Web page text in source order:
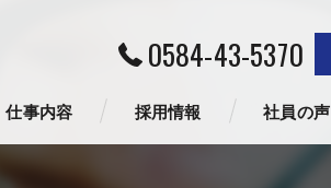
0584-43-5370
仕事内容 採用情報 社員の声